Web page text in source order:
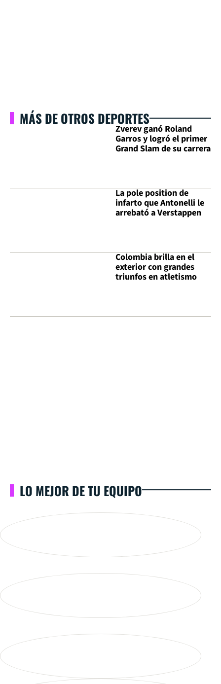
MÁS DE OTROS DEPORTES
Zverev ganó Roland
Garros y logró el primer
Grand Slam de su carrera
La pole position de
infarto que Antonelli le
arrebató a Verstappen
Colombia brilla en el
exterior con grandes
triunfos en atletismo
LO MEJOR DE TU EQUIPO